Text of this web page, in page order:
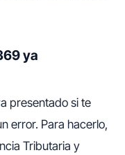
ya
presentado si te
error. Para hacerlo,
Tributaria y